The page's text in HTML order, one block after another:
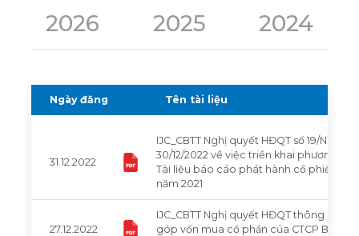
2026 2025 2024
Ngày đăng Tên tài liệu
31.12.2022
IJC_CBTT Nghị quyết HĐQT số 19/NQ-
30/12/2022 về việc triển khai phương án
Tài liệu báo cáo phát hành cổ phiếu để
năm 2021
27.12.2022
IJC_CBTT Nghị quyết HĐQT thông qua
góp vốn mua cổ phần của CTCP Bệnh